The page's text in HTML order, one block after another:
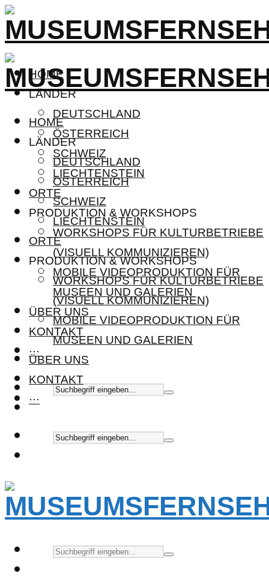
HOME
LÄNDER
DEUTSCHLAND
ÖSTERREICH
SCHWEIZ
LIECHTENSTEIN
ORTE
PRODUKTION & WORKSHOPS
WORKSHOPS FÜR KULTURBETRIEBE
(VISUELL KOMMUNIZIEREN)
MOBILE VIDEOPRODUKTION FÜR
MUSEEN UND GALERIEN
ÜBER UNS
KONTAKT
···
HOME
LÄNDER
DEUTSCHLAND
ÖSTERREICH
SCHWEIZ
LIECHTENSTEIN
ORTE
PRODUKTION & WORKSHOPS
WORKSHOPS FÜR KULTURBETRIEBE
(VISUELL KOMMUNIZIEREN)
MOBILE VIDEOPRODUKTION FÜR
MUSEEN UND GALERIEN
ÜBER UNS
KONTAKT
···